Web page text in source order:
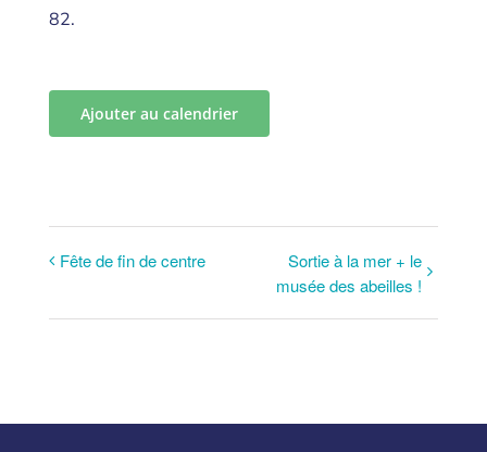
82.
Ajouter au calendrier
Fête de fin de centre
Sortie à la mer + le
musée des abeilles !